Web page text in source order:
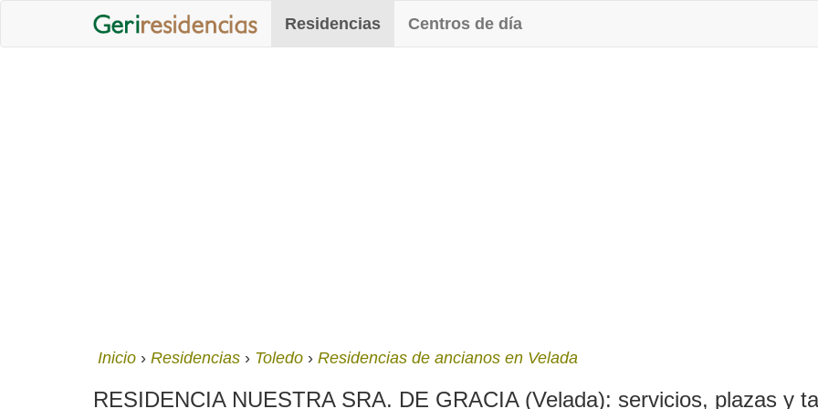
Residencias Centros de día
Inicio Residencias Toledo Residencias de ancianos en Velada
RESIDENCIA NUESTRA SRA. DE GRACIA (Velada): servicios, plazas y